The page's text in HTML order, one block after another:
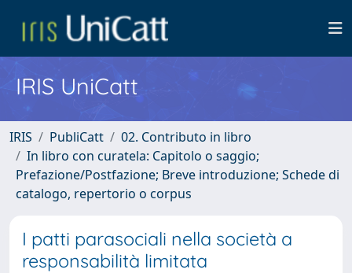
IRIS UniCatt
IRIS PubliCatt
02. Contributo in libro
In libro con curatela: Capitolo o saggio;
Prefazione/Postfazione; Breve introduzione; Schede di
catalogo, repertorio o corpus
I patti parasociali nella società a
responsabilità limitata